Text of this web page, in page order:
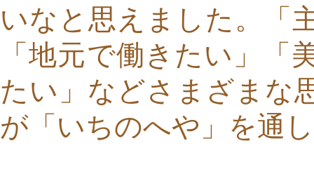
いなと思えました。「
「地元で働きたい」「
たい」などさまざまな
が「いちのへや」を通